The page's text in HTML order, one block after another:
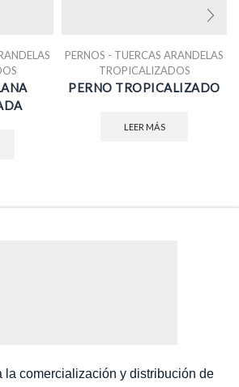
PERNOS - TUERCAS ARANDELAS
TROPICALIZADOS
PERNO TROPICALIZADO
LEER MÁS
la comercialización y distribución de